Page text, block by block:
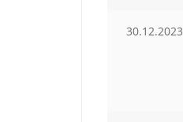
30.12.2023